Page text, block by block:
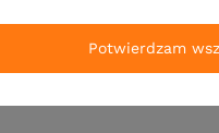
Potwierdzam